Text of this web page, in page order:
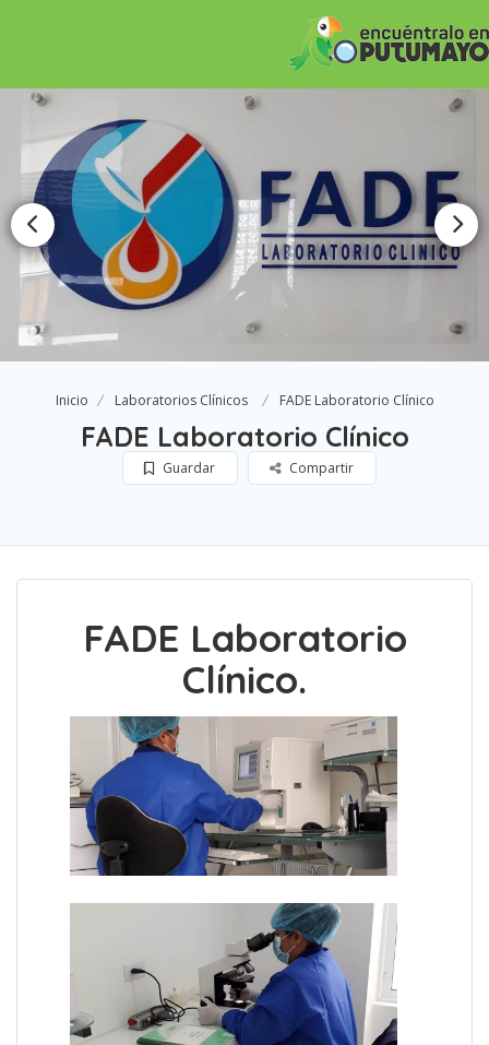
Inicio Laboratorios Clínicos FADE Laboratorio Clínico
FADE Laboratorio Clínico
Guardar Compartir
FADE Laboratorio
Clínico.